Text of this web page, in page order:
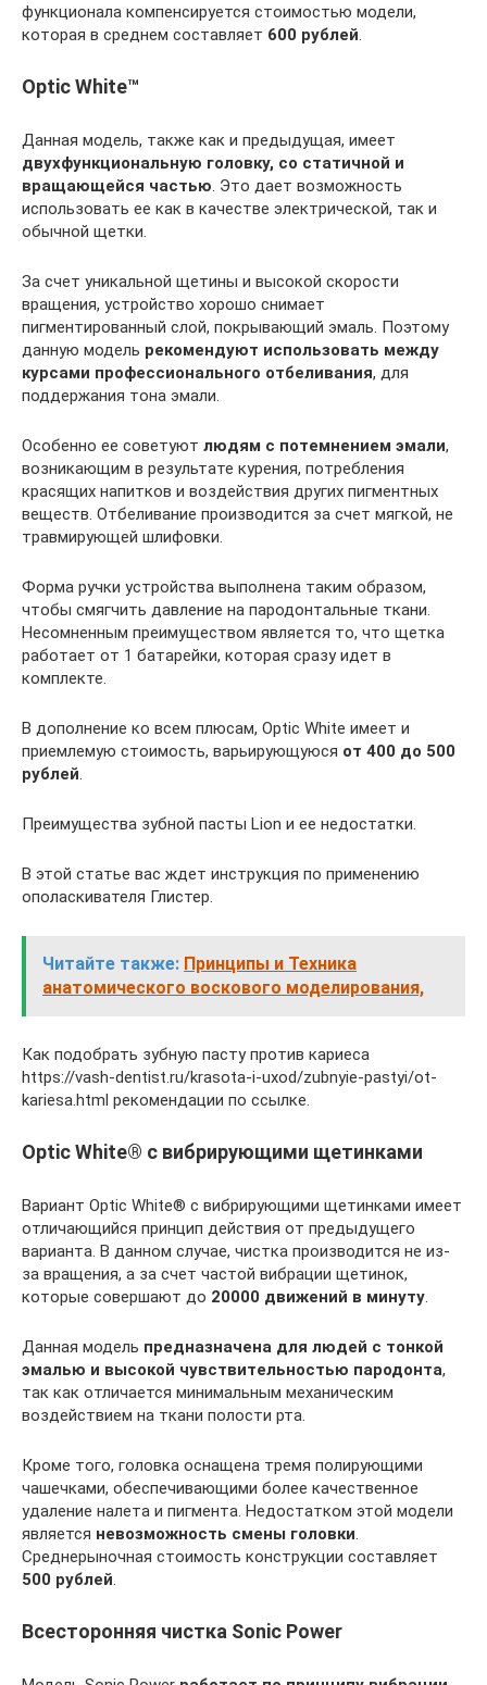
функционала компенсируется стоимостью модели,
которая в среднем составляет 600 рублей.
Optic White™
Данная модель, также как и предыдущая, имеет
двухфункциональную головку, со статичной и
вращающейся частью. Это дает возможность
использовать ее как в качестве электрической, так и
обычной щетки.
За счет уникальной щетины и высокой скорости
вращения, устройство хорошо снимает
пигментированный слой, покрывающий эмаль. Поэтому
данную модель рекомендуют использовать между
курсами профессионального отбеливания, для
поддержания тона эмали.
Особенно ее советуют людям с потемнением эмали,
возникающим в результате курения, потребления
красящих напитков и воздействия других пигментных
веществ. Отбеливание производится за счет мягкой, не
травмирующей шлифовки.
Форма ручки устройства выполнена таким образом,
чтобы смягчить давление на пародонтальные ткани.
Несомненным преимуществом является то, что щетка
работает от 1 батарейки, которая сразу идет в
комплекте.
В дополнение ко всем плюсам, Optic White имеет и
приемлемую стоимость, варьирующуюся от 400 до 500
рублей.
Преимущества зубной пасты Lion и ее недостатки.
В этой статье вас ждет инструкция по применению
ополаскивателя Глистер.
Читайте также: Принципы и Техника
анатомического воскового моделирования,
Как подобрать зубную пасту против кариеса
https://vash-dentist.ru/krasota-i-uxod/zubnyie-pastyi/ot-
kariesa.html рекомендации по ссылке.
Optic White® с вибрирующими щетинками
Вариант Optic White® с вибрирующими щетинками имеет
отличающийся принцип действия от предыдущего
варианта. В данном случае, чистка производится не из-
за вращения, а за счет частой вибрации щетинок,
которые совершают до 20000 движений в минуту.
Данная модель предназначена для людей с тонкой
эмалью и высокой чувствительностью пародонта,
так как отличается минимальным механическим
воздействием на ткани полости рта.
Кроме того, головка оснащена тремя полирующими
чашечками, обеспечивающими более качественное
удаление налета и пигмента. Недостатком этой модели
является невозможность смены головки.
Среднерыночная стоимость конструкции составляет
500 рублей.
Всесторонняя чистка Sonic Power